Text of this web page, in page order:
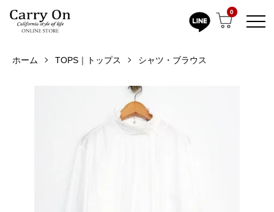
0
ホーム TOPS｜トップス シャツ・ブラウス